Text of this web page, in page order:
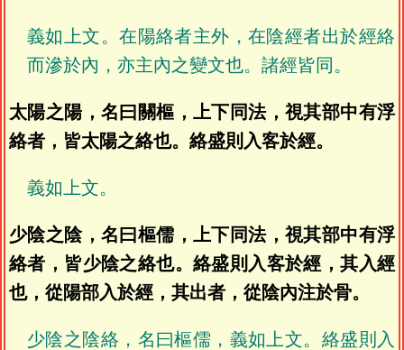
義如上文。在陽絡者主外，在陰經者出於經絡
而滲於內，亦主內之變文也。諸經皆同。
太陽之陽，名曰關樞，上下同法，視其部中有浮
絡者，皆太陽之絡也。絡盛則入客於經。
義如上文。
少陰之陰，名曰樞儒，上下同法，視其部中有浮
絡者，皆少陰之絡也。絡盛則入客於經，其入經
也，從陽部入於經，其出者，從陰內注於骨。
少陰之陰絡，名曰樞儒，義如上文。絡盛則入